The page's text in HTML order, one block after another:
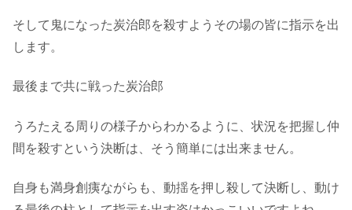
そして鬼になった炭治郎を殺すようその場の皆に指示を出
します。
最後まで共に戦った炭治郎
うろたえる周りの様子からわかるように、状況を把握し仲
間を殺すという決断は、そう簡単には出来ません。
自身も満身創痍ながらも、動揺を押し殺して決断し、動け